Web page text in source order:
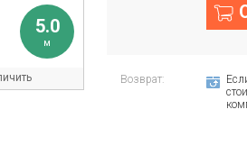
5.0
м
Возврат: